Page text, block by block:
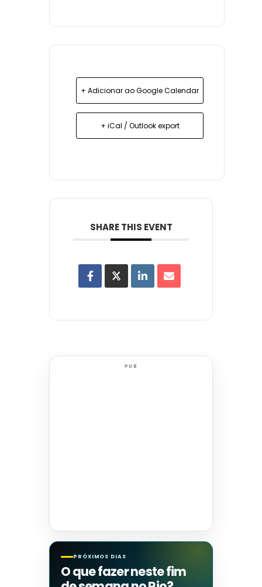
+ Adicionar ao Google Calendar
+ iCal / Outlook export
SHARE THIS EVENT
PUB
PRÓXIMOS DIAS
O que fazer neste fim